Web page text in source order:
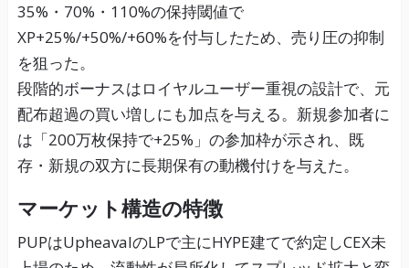
35%・70%・110%の保持閾値で
XP+25%/+50%/+60%を付与したため、売り圧の抑制
を狙った。
段階的ボーナスはロイヤルユーザー重視の設計で、元
配布超過の買い増しにも加点を与える。新規参加者に
は「200万枚保持で+25%」の参加枠が示され、既
存・新規の双方に長期保有の動機付けを与えた。
マーケット構造の特徴
PUPはUpheavalのLPで主にHYPE建てで約定しCEX未